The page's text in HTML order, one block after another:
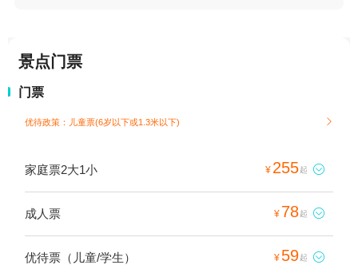
景点门票
门票
优待政策：儿童票(6岁以下或1.3米以下) 
家庭票2大1小 ¥ 255起 
成人票 ¥ 78起 
优待票（儿童/学生） ¥ 59起 